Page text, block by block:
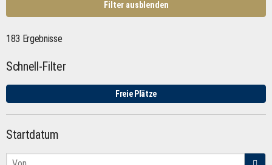
Filter ausblenden
183 Ergebnisse
Schnell-Filter
Freie Plätze
Startdatum